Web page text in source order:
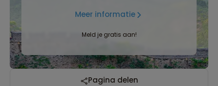
Meer informatie
Meld je gratis aan!
Pagina delen